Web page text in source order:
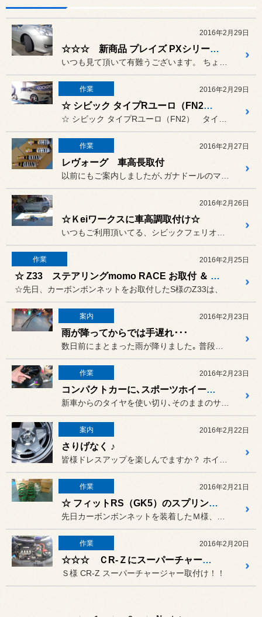
2016年2月29日
☆☆☆ 新商品 プレイズ PXシリーズ ☆☆☆
作業 2016年2月29日
☆ シビック タイプRユーロ（FN2） タイヤ交換＆アライメント＆TPMSお取付 ☆
作業 2016年2月27日
レヴォーグ 車高長取付
2016年2月26日
☆Ｋeiワークスに車高調取付け☆
作業 2016年2月25日
☆ Z33 ステアリングmomo RACE お取付 ＆ シルビア アライメント ☆
☆先日、カーボンボンネットをお取付したS様のZ33は、
案内 2016年2月23日
雨が降ってからでは手遅れ･･･
作業 2016年2月23日
コンパクトカーに､スポーツホイール & 空気圧センサー
案内 2016年2月22日
さりげなく ♪
作業 2016年2月21日
☆ フィットRS（GK5）のスプリングレートUP!! ☆
作業 2016年2月20日
☆☆☆ ＣR‐Ｚにスーパーチャージャー取付け ☆☆☆
Ｓ様 CR-Z スーパーチャージャー取付け！！